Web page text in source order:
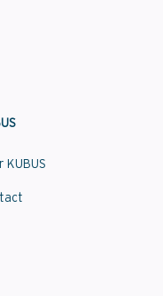
KUBUS